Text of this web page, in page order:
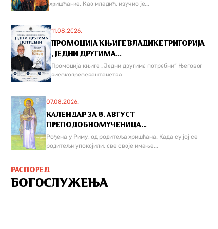
хришћанке. Као младић, изучио је...
11.08.2026.
ПРОМОЦИЈА КЊИГЕ ВЛАДИКЕ ГРИГОРИЈА
,,ЈЕДНИ ДРУГИМА...
Промоција књиге „Једни другима потребни“ Његовог
високопреосвештенства...
07.08.2026.
КАЛЕНДАР ЗА 8. АВГУСТ
ПРЕПОДОБНОМУЧЕНИЦА...
Рођена у Риму, од родитеља хришћана. Када су јој се
родитељи упокојили, све своје имање...
РАСПОРЕД
БОГОСЛУЖЕЊА